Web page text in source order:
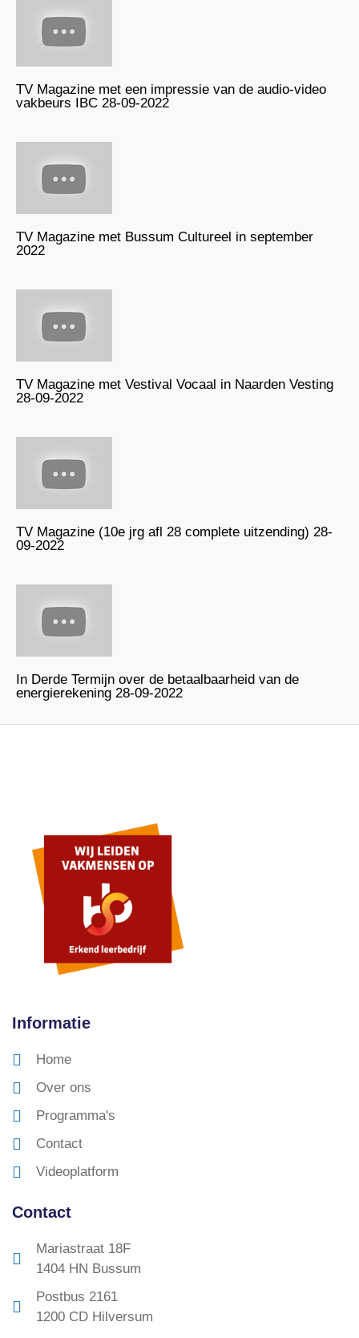
TV Magazine met een impressie van de audio-video
vakbeurs IBC 28-09-2022
TV Magazine met Bussum Cultureel in september
2022
TV Magazine met Vestival Vocaal in Naarden Vesting
28-09-2022
TV Magazine (10e jrg afl 28 complete uitzending) 28-
09-2022
In Derde Termijn over de betaalbaarheid van de
energierekening 28-09-2022
Informatie
Home
Over ons
Programma's
Contact
Videoplatform
Contact
Mariastraat 18F
1404 HN Bussum
Postbus 2161
1200 CD Hilversum